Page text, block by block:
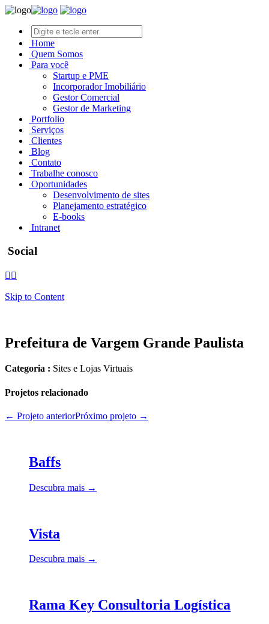
Home
Quem Somos
Para você
Startup e PME
Incorporador Imobiliário
Gestor Comercial
Gestor de Marketing
Portfolio
Serviços
Clientes
Blog
Contato
Trabalhe conosco
Oportunidades
Desenvolvimento de sites
Planejamento estratégico
E-books
Intranet
Social
 
Skip to Content
Prefeitura de Vargem Grande Paulista
Categoria : Sites e Lojas Virtuais
Projetos relacionado
← Projeto anteriorPróximo projeto →
Baffs
Descubra mais →
Vista
Descubra mais →
Rama Key Consultoria Logística